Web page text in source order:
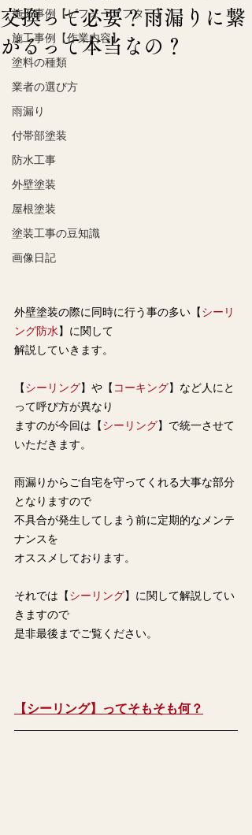
施工事例【ビフォーアフター】
施工事例【作業内容】
塗料の種類
業者の選び方
雨漏り
付帯部塗装
防水工事
外壁塗装
屋根塗装
塗装工事の豆知識
画像日記
交換って必要？雨漏りに繋
がるって本当なの？
外壁塗装の際に同時に行う事の多い【シーリ
ング防水】に関して
解説していきます。
【シーリング】や【 コーキング】など人にと
って呼び方が異なり
ますのが今回は【シーリング】で統一させて
いただきます。
雨漏りからご自宅を守ってくれる大事な部分
となりますので
不具合が発生してしまう前に定期的なメンテ
ナンスを
オススメしております。
それでは【シーリング】に関して解説してい
きますので
是非最後までご覧ください。
【シーリング】ってそもそも何？